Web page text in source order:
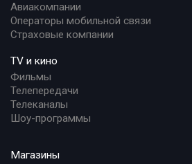
Авиакомпании
Операторы мобильной связи
Страховые компании
TV и кино
Фильмы
Телепередачи
Телеканалы
Шоу-программы
Магазины